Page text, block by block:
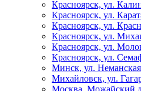
Красноярск, ул.
Красноярск, ул.
Красноярск, ул.
Красноярск, ул.
Красноярск, ул.
Красноярск, ул.
Минск, ул. Неманская
Михайловск, ул.
Москва, Можайский